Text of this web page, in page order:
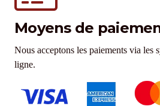
Moyens de
Nous acceptons les paiements via les
ligne.